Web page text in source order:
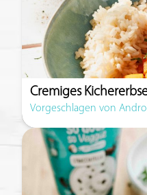
Cremiges
Vorgeschlagen von